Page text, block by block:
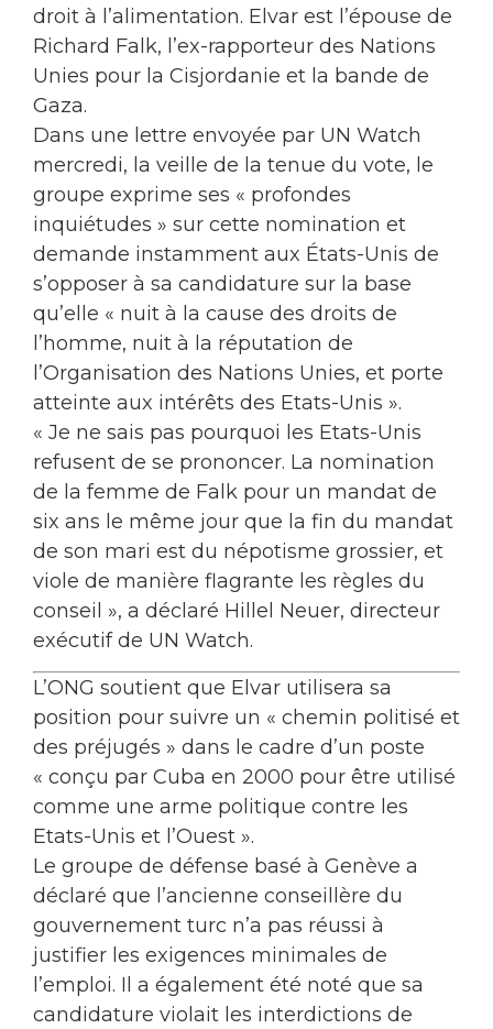
droit à l’alimentation. Elvar est l’épouse de
Richard Falk, l’ex-rapporteur des Nations
Unies pour la Cisjordanie et la bande de
Gaza.
Dans une lettre envoyée par UN Watch
mercredi, la veille de la tenue du vote, le
groupe exprime ses « profondes
inquiétudes » sur cette nomination et
demande instamment aux États-Unis de
s’opposer à sa candidature sur la base
qu’elle « nuit à la cause des droits de
l’homme, nuit à la réputation de
l’Organisation des Nations Unies, et porte
atteinte aux intérêts des Etats-Unis ».
« Je ne sais pas pourquoi les Etats-Unis
refusent de se prononcer. La nomination
de la femme de Falk pour un mandat de
six ans le même jour que la fin du mandat
de son mari est du népotisme grossier, et
viole de manière flagrante les règles du
conseil », a déclaré Hillel Neuer, directeur
exécutif de UN Watch.
L’ONG soutient que Elvar utilisera sa
position pour suivre un « chemin politisé et
des préjugés » dans le cadre d’un poste
« conçu par Cuba en 2000 pour être utilisé
comme une arme politique contre les
Etats-Unis et l’Ouest ».
Le groupe de défense basé à Genève a
déclaré que l’ancienne conseillère du
gouvernement turc n’a pas réussi à
justifier les exigences minimales de
l’emploi. Il a également été noté que sa
candidature violait les interdictions de